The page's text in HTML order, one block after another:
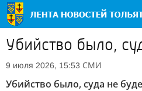
Убийство было,
9 июля 2026, 15:53 СМИ
Убийство было, суда не